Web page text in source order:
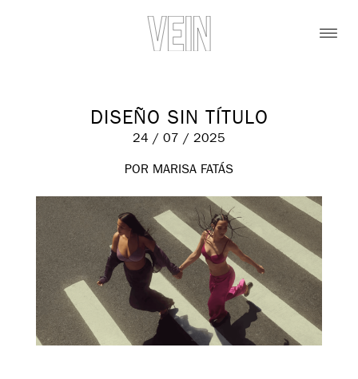
DISEÑO SIN TÍTULO
24 / 07 / 2025
POR MARISA FATÁS